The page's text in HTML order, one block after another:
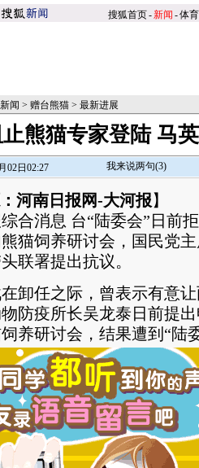
搜狐首页-新闻 -体育
闻 > 赠台熊猫 > 最新进展
熊猫专家登陆 马
02日02:27 我来说两句(3)
河南日报网-大河报 】
消息 台“陆委会”日前拒
猫饲养研讨会，国民党
联署提出抗议。
任之际，曾表示有意让
防疫所长吴龙泰日前提
养研讨会，结果遭到“陆